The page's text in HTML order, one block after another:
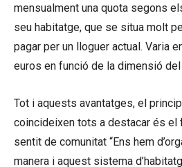
mensualment una quota segons
seu habitatge, que se situa molt
pagar per un lloguer actual. Varia
euros en funció de la dimensió
Tot i aquests avantatges, el
coincideixen tots a destacar és el
sentit de comunitat “Ens hem
manera i aquest sistema